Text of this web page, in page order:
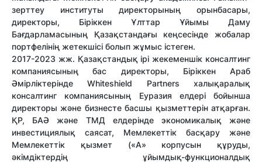
зерттеу институты директорының орынбасары,
директоры, Біріккен Ұлттар Ұйымы Даму
Бағдарламасының Қазақстандағы кеңсесінде жобалар
портфелінің жетекшісі болып жұмыс істеген.
2017-2023 жж. Қазақстандық ірі жекеменшік консалтинг
компаниясының бас директоры, Біріккен Араб
Әмірліктерінде Whiteshield Partners халықаралық
консалтинг компаниясының Еуразия елдері бойынша
директоры және бизнесте басшы қызметтерін атқарған.
ҚР, БАӘ және ТМД елдерінде экономикалық және
инвестициялық саясат, Мемлекеттік басқару және
Мемлекеттік қызмет («А» корпусын құруды,
әкімдіктердің ұйымдық-функционалдық